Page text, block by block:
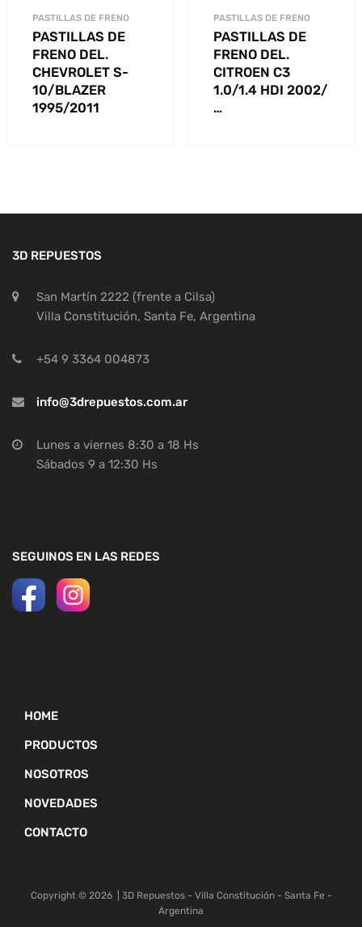
PASTILLAS DE FRENO
PASTILLAS DE
FRENO DEL.
CHEVROLET S-
10/BLAZER
1995/2011
PASTILLAS DE FRENO
PASTILLAS DE
FRENO DEL.
CITROEN C3
1.0/1.4 HDI 2002/
…
3D REPUESTOS
San Martín 2222 (frente a Cilsa)
Villa Constitución, Santa Fe, Argentina
+54 9 3364 004873
info@3drepuestos.com.ar
Lunes a viernes 8:30 a 18 Hs
Sábados 9 a 12:30 Hs
SEGUINOS EN LAS REDES
HOME
PRODUCTOS
NOSOTROS
NOVEDADES
CONTACTO
Copyright © 2026
| 3D Repuestos - Villa Constitución - Santa Fe -
Argentina